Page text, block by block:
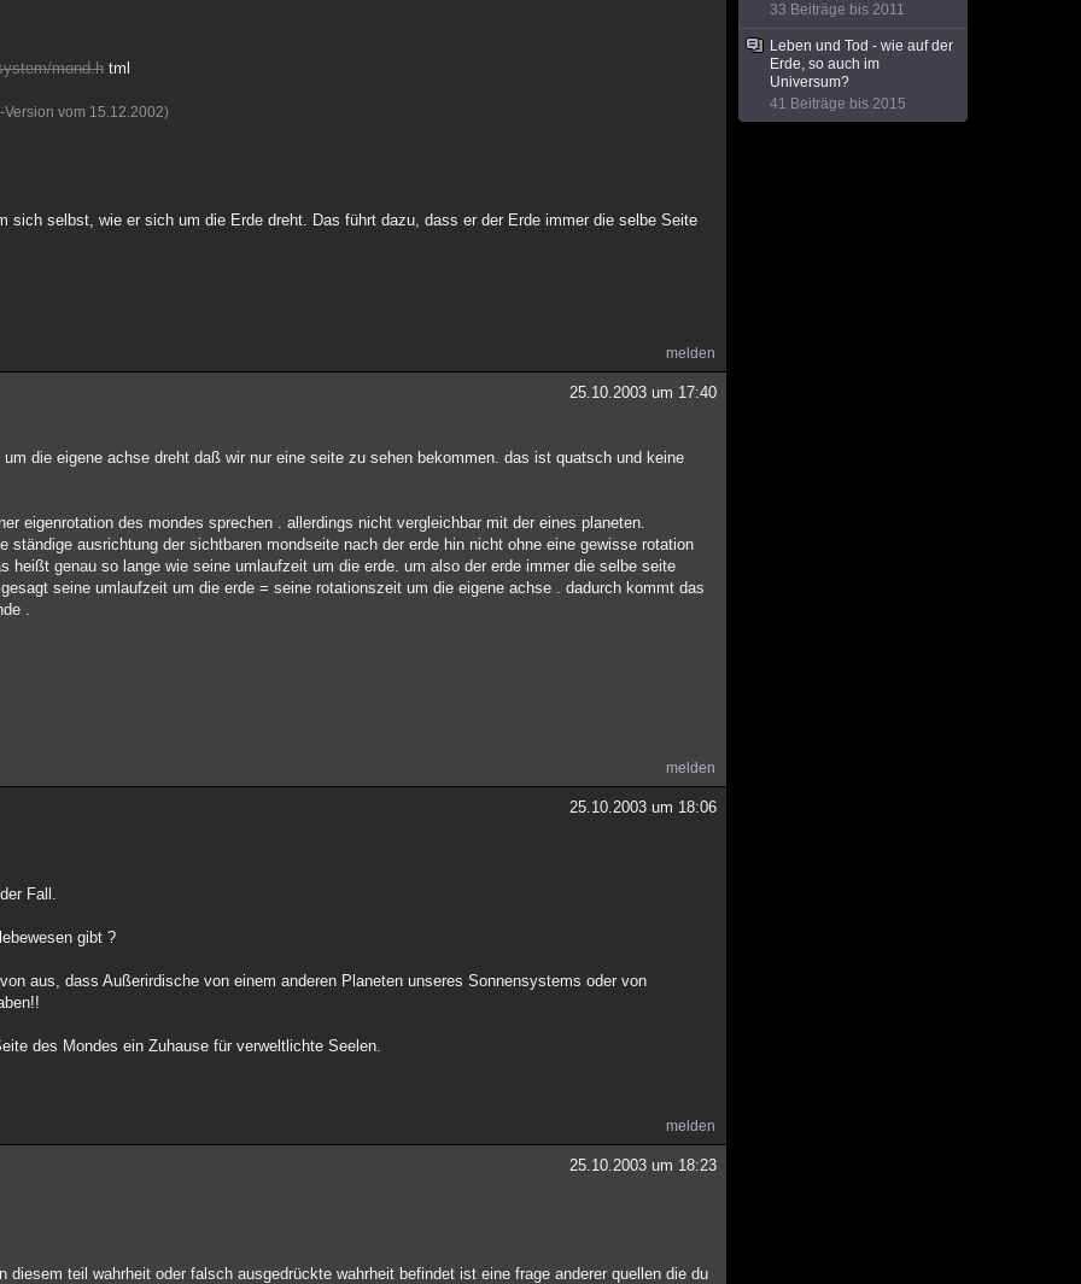
mond.html
Version vom 15.12.2002)
selbst, wie er sich um die Erde dreht. Das führt dazu, dass er der Erde immer die selbe Seite
melden
25.10.2003 um 17:40
die eigene achse dreht daß wir nur eine seite zu sehen bekommen. das ist quatsch und keine
eigenrotation des mondes sprechen . allerdings nicht vergleichbar mit der eines planeten.
ständige ausrichtung der sichtbaren mondseite nach der erde hin nicht ohne eine gewisse rotation
heißt genau so lange wie seine umlaufzeit um die erde. um also der erde immer die selbe seite
seine umlaufzeit um die erde = seine rotationszeit um die eigene achse . dadurch kommt das
.
melden
25.10.2003 um 18:06
Fall.
gibt ?
aus, dass Außerirdische von einem anderen Planeten unseres Sonnensystems oder von
des Mondes ein Zuhause für verweltlichte Seelen.
melden
25.10.2003 um 18:23
teil wahrheit oder falsch ausgedrückte wahrheit befindet ist eine frage anderer quellen die du
33 Beiträge bis 2011
Leben und Tod - wie auf der
Erde, so auch im
Universum?
41 Beiträge bis 2015